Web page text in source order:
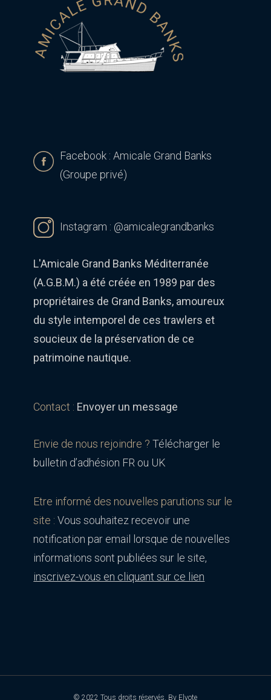
Facebook : Amicale Grand Banks
(Groupe privé)
Instagram : @amicalegrandbanks
L'Amicale Grand Banks Méditerranée
(A.G.B.M.) a été créée en 1989 par des
propriétaires de Grand Banks, amoureux
du style intemporel de ces trawlers et
soucieux de la préservation de ce
patrimoine nautique.
Contact : Envoyer un message
Envie de nous rejoindre ?Télécharger le
bulletin d’adhésion FR ou UK
Etre informé des nouvelles parutions sur le
site : Vous souhaitez recevoir une
notification par email lorsque de nouvelles
informations sont publiées sur le site,
inscrivez-vous en cliquant sur ce lien
© 2022 Tous droits réservés. By Elyote